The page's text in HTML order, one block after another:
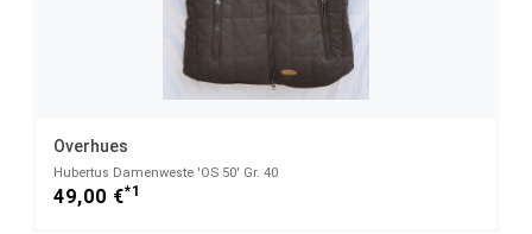
Overhues
Hubertus Damenweste 'OS 50' Gr. 40
49,00 €*1